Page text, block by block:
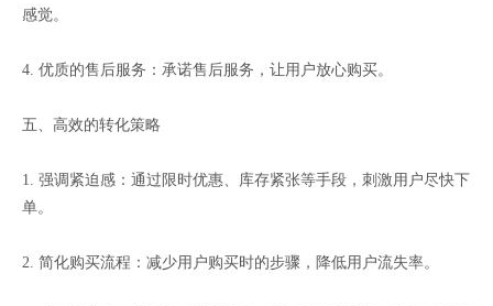
感觉。
4. 优质的售后服务：承诺售后服务，让用户放心购买。
五、高效的转化策略
1. 强调紧迫感：通过限时优惠、库存紧张等手段，刺激用户尽快下
单。
2. 简化购买流程：减少用户购买时的步骤，降低用户流失率。